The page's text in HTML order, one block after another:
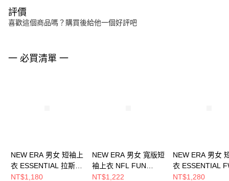
評價
喜歡這個商品嗎？購買後給他一個好評吧
一 必買清單 一
NEW ERA 男女 短袖上
衣 ESSENTIAL 拉斯維
加斯突襲者
NT$1,180
NEW ERA 男女 寬版短
袖上衣 NFL FUN
GRAPHIC 拉斯維加斯
NT$1,222
NEW ERA 男女
衣 ESSENTIAL
拉斯維加斯突襲
NT$1,280